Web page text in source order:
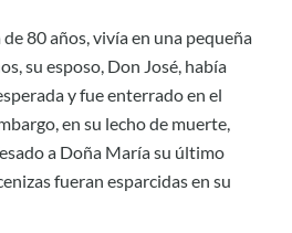
80 años, vivía en una pequeña
su esposo, Don José, había
y fue enterrado en el
en su lecho de muerte,
a Doña María su último
fueran esparcidas en su